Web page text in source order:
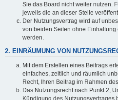
Sie das Board nicht weiter nutzen.
jeweils die an dieser Stelle
Der Nutzungsvertrag wird auf
von beiden Seiten ohne
werden.
2. EINRÄUMUNG VON
Mit dem Erstellen eines Beitrags
einfaches, zeitlich und räumlich
Recht, Ihren Beitrag im Rahmen
Das Nutzungsrecht nach Punkt 2,